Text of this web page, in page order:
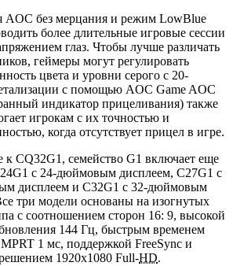
AOC без мерцания и режим LowBlue
более длительные игровые сессии
глаз. Чтобы лучше различать
геймеры могут регулировать
цвета и уровни серого с 20-
с помощью AOC Game AOC
индикатор прицеливания) также
игрокам с их точностью и
когда отсутствует прицел в игре.
к CQ32G1, семейство G1 включает еще
с 24-дюймовым дисплеем, C27G1 с
дисплеем и C32G1 с 32-дюймовым
три модели основаны на изогнутых
с соотношением сторон 16: 9, высокой
144 Гц, быстрым временем
1 мс, поддержкой FreeSync и
1920x1080 Full-HD.